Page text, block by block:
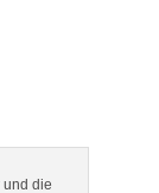
und die